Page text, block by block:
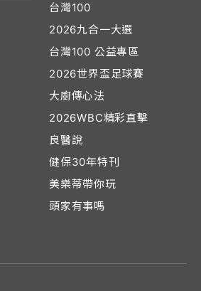
台灣100
2026九合一大選
台灣100 公益專區
2026世界盃足球賽
大廚傳心法
2026WBC精彩直擊
良醫說
健保30年特刊
美樂蒂帶你玩
頭家有事嗎